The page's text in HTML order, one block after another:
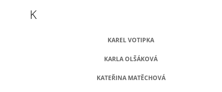
K
KAREL VOTIPKA
KARLA OLŠÁKOVÁ
KATEŘINA MATĚCHOVÁ